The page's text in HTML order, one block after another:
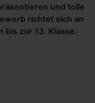
und tolle
richtet sich an
bis zur 13. Klasse.